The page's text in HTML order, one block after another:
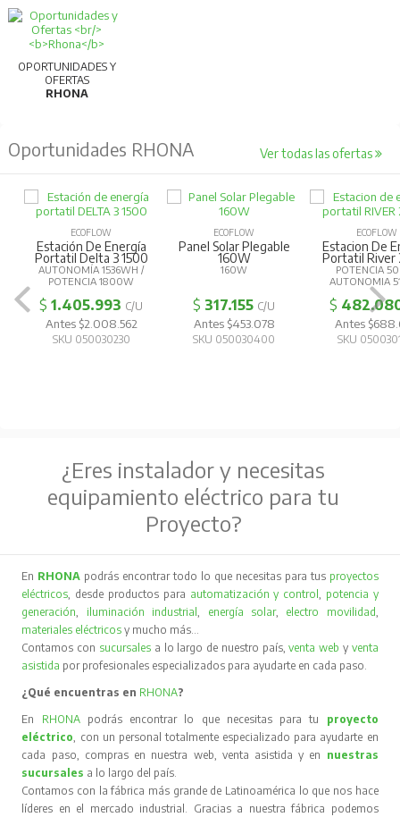
OPORTUNIDADES Y
OFERTAS
RHONA
Oportunidades RHONA Ver todas las ofertas
ECOFLOW
Estación De Energía
Portatil Delta 3 1500
AUTONOMÍA 1536WH /
POTENCIA 1800W
$1.405.993 C/U
Antes $2.008.562
SKU 050030230
ECOFLOW
Panel Solar Plegable
160W
160W
$ 317.155 C/U
Antes $453.078
SKU 050030400
ECOFLOW
Estacion De
Portatil River
POTENCIA
AUTONOMIA
$
Antes
SKU
¿Eres instalador y necesitas
equipamiento eléctrico para tu
Proyecto?
En RHONA podrás encontrar todo lo que necesitas para tus proyectos
eléctricos, desde productos para automatización y control, potencia y
generación, iluminación industrial, energía solar, electro movilidad,
materiales eléctricos y mucho más…
Contamos con sucursales a lo largo de nuestro país,venta web y venta
asistida por profesionales especializados para ayudarte en cada paso.
¿Qué encuentras en RHONA?
En RHONA podrás encontrar lo que necesitas para tu proyecto
eléctrico, con un personal totalmente especializado para ayudarte en
cada paso, compras en nuestra web, venta asistida y en nuestras
sucursales a lo largo del país.
Contamos con la fábrica más grande de Latinoamérica lo que nos hace
líderes en el mercado industrial. Gracias a nuestra fábrica podemos